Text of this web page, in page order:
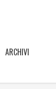
ARCHIVI